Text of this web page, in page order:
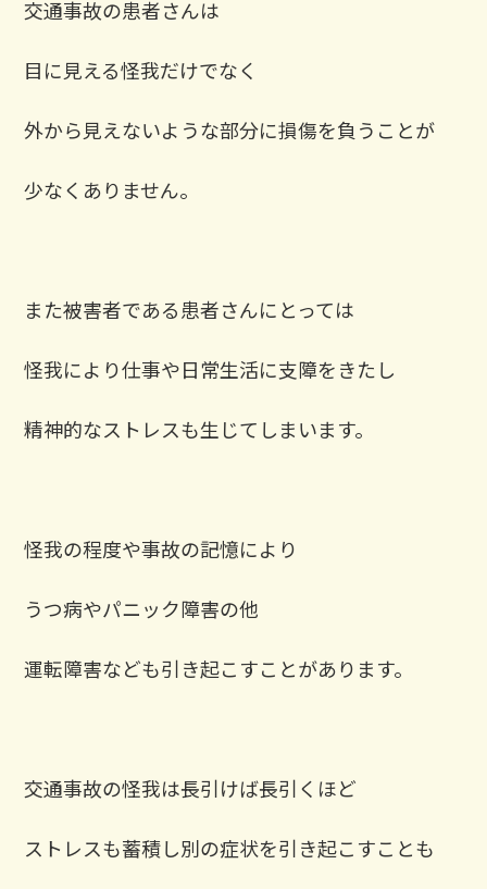
交通事故の患者さんは
目に見える怪我だけでなく
外から見えないような部分に損傷を負うことが
少なくありません。
また被害者である患者さんにとっては
怪我により仕事や日常生活に支障をきたし
精神的なストレスも生じてしまいます。
怪我の程度や事故の記憶により
うつ病やパニック障害の他
運転障害なども引き起こすことがあります。
交通事故の怪我は長引けば長引くほど
ストレスも蓄積し別の症状を引き起こすことも